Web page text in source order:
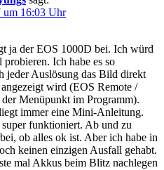
um 16:03 Uhr
ja der EOS 1000D bei. Ich würd
probieren. Ich habe es so
jeder Auslösung das Bild direkt
wird (EOS Remote /
Menüpunkt im Programm).
immer eine Mini-Anleitung.
funktioniert. Ab und zu
ob alles ok ist. Aber ich habe in
keinen einzigen Ausfall gehabt.
mal Akkus beim Blitz nachlegen